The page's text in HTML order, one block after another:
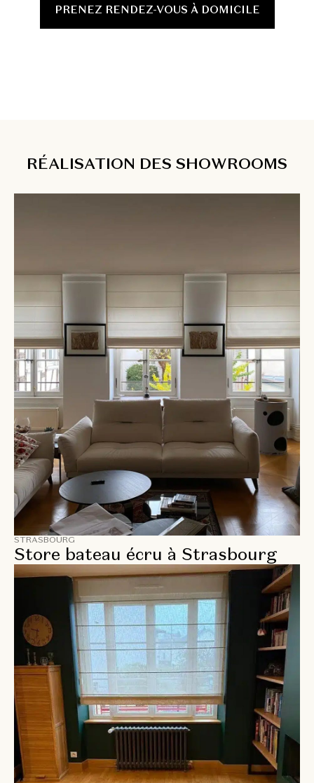
PRENEZ RENDEZ-VOUS À DOMICILE
RÉALISATION DES SHOWROOMS
STRASBOURG
Store bateau écru à Strasbourg